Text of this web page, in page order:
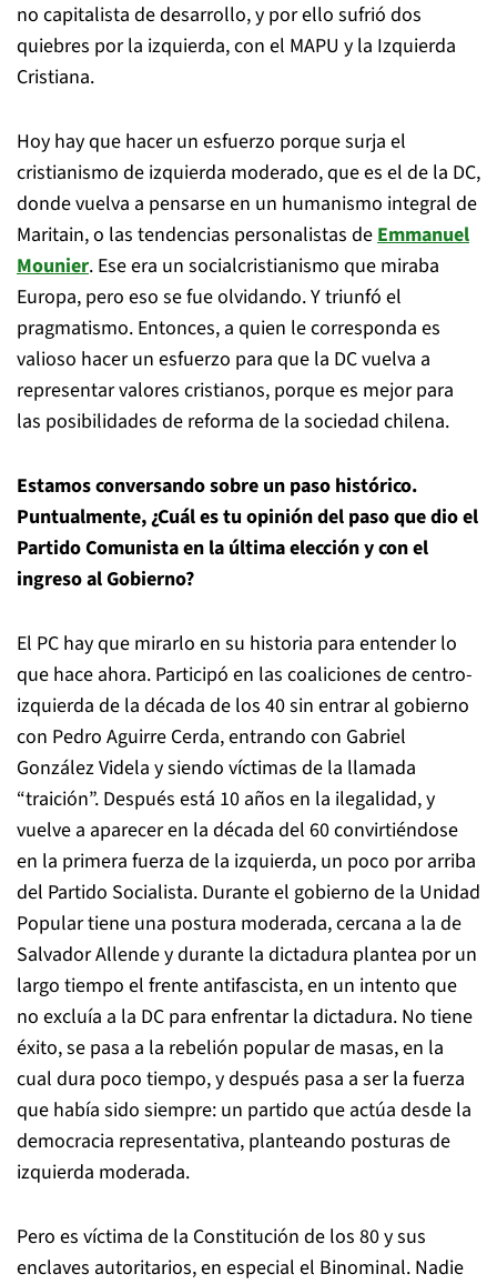
no capitalista de desarrollo, y por ello sufrió dos
quiebres por la izquierda, con el MAPU y la Izquierda
Cristiana.
Hoy hay que hacer un esfuerzo porque surja el
cristianismo de izquierda moderado, que es el de la DC,
donde vuelva a pensarse en un humanismo integral de
Maritain, o las tendencias personalistas deEmmanuel
Mounier. Ese era un socialcristianismo que miraba
Europa, pero eso se fue olvidando. Y triunfó el
pragmatismo. Entonces, a quien le corresponda es
valioso hacer un esfuerzo para que la DC vuelva a
representar valores cristianos, porque es mejor para
las posibilidades de reforma de la sociedad chilena.
Estamos conversando sobre un paso histórico.
Puntualmente, ¿Cuál es tu opinión del paso que dio el
Partido Comunista en la última elección y con el
ingreso al Gobierno?
El PC hay que mirarlo en su historia para entender lo
que hace ahora. Participó en las coaliciones de centro-
izquierda de la década de los 40 sin entrar al gobierno
con Pedro Aguirre Cerda, entrando con Gabriel
González Videla y siendo víctimas de la llamada
“traición”. Después está 10 años en la ilegalidad, y
vuelve a aparecer en la década del 60 convirtiéndose
en la primera fuerza de la izquierda, un poco por arriba
del Partido Socialista. Durante el gobierno de la Unidad
Popular tiene una postura moderada, cercana a la de
Salvador Allende y durante la dictadura plantea por un
largo tiempo el frente antifascista, en un intento que
no excluía a la DC para enfrentar la dictadura. No tiene
éxito, se pasa a la rebelión popular de masas, en la
cual dura poco tiempo, y después pasa a ser la fuerza
que había sido siempre: un partido que actúa desde la
democracia representativa, planteando posturas de
izquierda moderada.
Pero es víctima de la Constitución de los 80 y sus
enclaves autoritarios, en especial el Binominal. Nadie